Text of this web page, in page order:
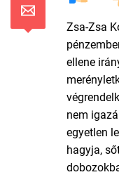
Zsa-Zsa
ellene
nem
egyetlen
hagyja,